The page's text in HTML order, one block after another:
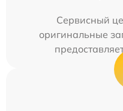
Сервисный
оригинальные